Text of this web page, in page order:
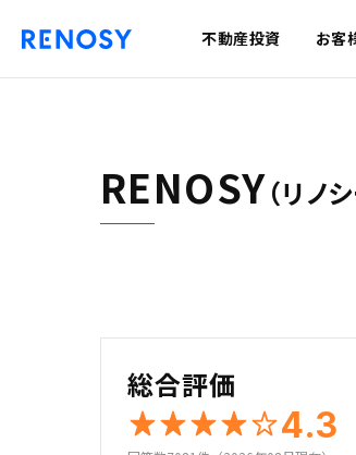
不動産投資 お客
RENOSY（リノ
総合評価
4.3